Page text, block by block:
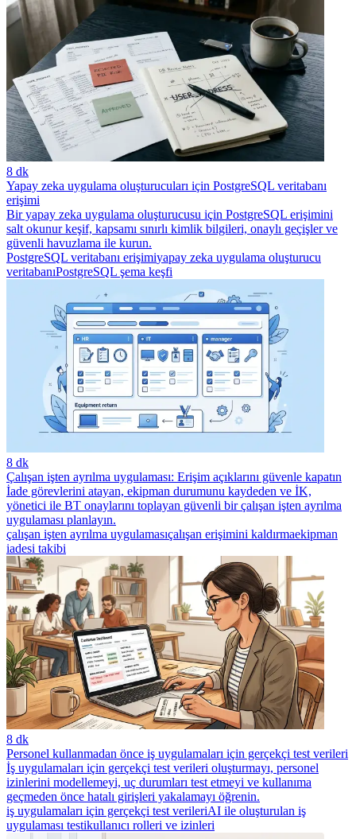
8 dk
Yapay zeka uygulama oluşturucuları için PostgreSQL veritabanı
erişimi
Bir yapay zeka uygulama oluşturucusu için PostgreSQL erişimini
salt okunur keşif, kapsamı sınırlı kimlik bilgileri, onaylı geçişler ve
güvenli havuzlama ile kurun.
PostgreSQL veritabanı erişimiyapay zeka uygulama oluşturucu
veritabanıPostgreSQL şema keşfi
8 dk
Çalışan işten ayrılma uygulaması: Erişim açıklarını güvenle kapatın
İade görevlerini atayan, ekipman durumunu kaydeden ve İK,
yönetici ile BT onaylarını toplayan güvenli bir çalışan işten ayrılma
uygulaması planlayın.
çalışan işten ayrılma uygulamasıçalışan erişimini kaldırmaekipman
iadesi takibi
8 dk
Personel kullanmadan önce iş uygulamaları için gerçekçi test verileri
İş uygulamaları için gerçekçi test verileri oluşturmayı, personel
izinlerini modellemeyi, uç durumları test etmeyi ve kullanıma
geçmeden önce hatalı girişleri yakalamayı öğrenin.
iş uygulamaları için gerçekçi test verileriAI ile oluşturulan iş
uygulaması testikullanıcı rolleri ve izinleri